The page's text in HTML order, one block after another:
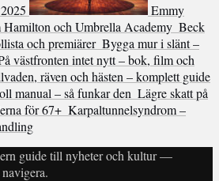
Emmy
och Umbrella Academy Beck
och premiärer Bygga mur i slänt –
västfronten intet nytt – bok, film och
räven och hästen – komplett guide
manual – så funkar den Lägre skatt på
för 67+ Karpaltunnelsyndrom –
guide till nyheter och kultur —